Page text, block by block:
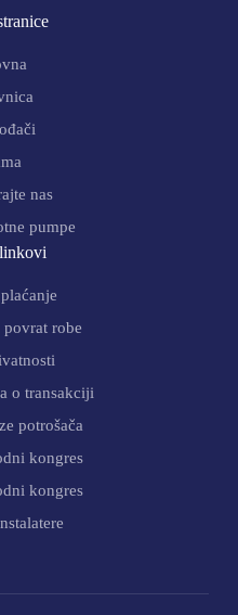
nas
pumpe
robe
o transakciji
potrošača
kongres
kongres